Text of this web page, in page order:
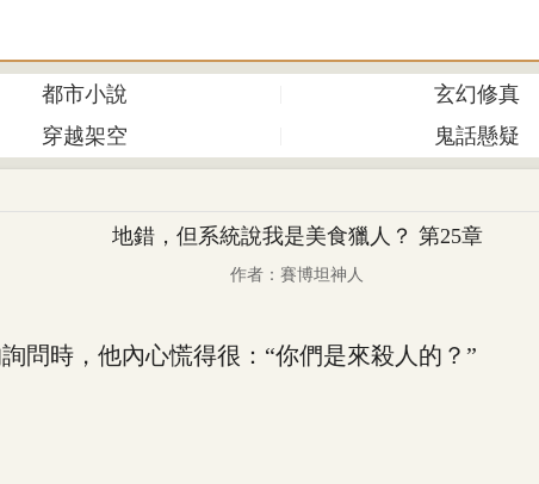
都市小說 玄幻修真
穿越架空 鬼話懸疑
地錯，但系統說我是美食獵人？ 第25章
作者：賽博坦神人
時，他內心慌得很：“你們是來殺人的？”